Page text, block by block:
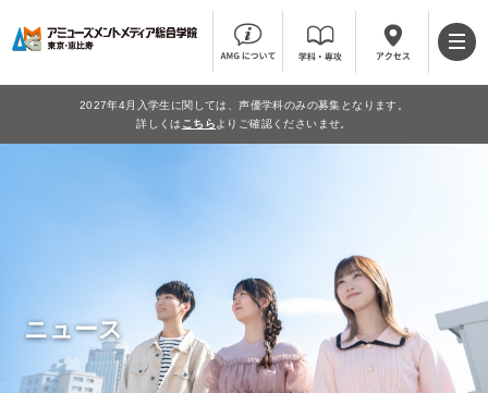
2027年4月入学生に関しては、声優学科のみの募集となります。
詳しくは こちら よりご確認くださいませ。
ニュース